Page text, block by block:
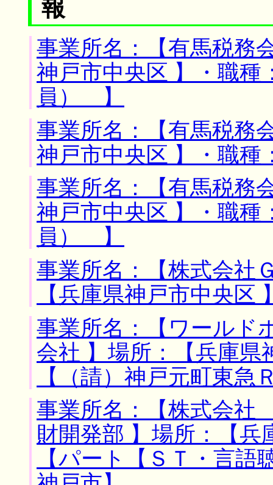
報
事業所名：【有馬税務
神戸市中央区 】・職種
員） 】
事業所名：【有馬税務
神戸市中央区 】・職
事業所名：【有馬税務
神戸市中央区 】・職種
員） 】
事業所名：【株式会社
【兵庫県神戸市中央
事業所名：【ワール
会社 】場所：【兵庫県
【（請）神戸元町東
事業所名：【株式会
財開発部 】場所：【兵
【パート【ＳＴ・言